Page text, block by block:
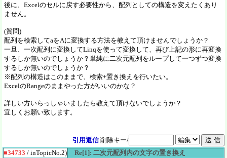
後に、Excelのセルに戻す必要性から、配列としての構造を変えたくあり
ません。
(質問)
配列を検索してaをAに変換する方法を教えて頂けませんでしょうか？
一旦、一次配列に変換してLinqを使って変換して、再び上記の形に再変換
するしか無いのでしょうか？単純に二次元配列をループして一つずつ変換
するしか無いのでしょうか？
※配列の構造はこのままで、検索+置き換えを行いたい。
ExcelのRangeのままやった方がいいのかな？
詳しい方いらっしゃいましたら教えて頂けないでしょうか？
宜しくお願い致します。
引用返信 削除キー/
■34733 / inTopicNo.2)
Re[1]: 二次元配列内の文字の置き換え